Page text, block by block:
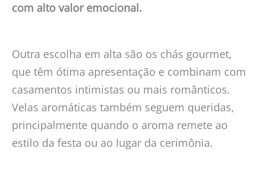
com alto valor emocional.
Outra escolha em alta são os chás gourmet,
que têm ótima apresentação e combinam com
casamentos intimistas ou mais românticos.
Velas aromáticas também seguem queridas,
principalmente quando o aroma remete ao
estilo da festa ou ao lugar da cerimônia.